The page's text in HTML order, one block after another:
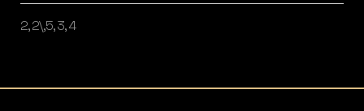
2, 2\,5, 3, 4